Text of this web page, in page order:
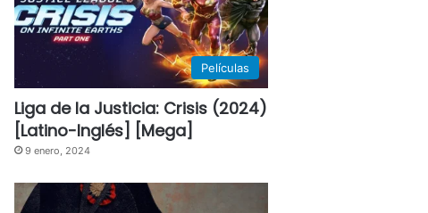
Películas
Liga de la Justicia: Crisis (2024)
[Latino-Inglés] [Mega]
9 enero, 2024